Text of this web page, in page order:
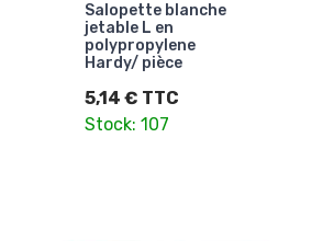
Salopette blanche
jetable L en
polypropylene
Hardy/ pièce
5,14 € TTC
Stock: 107